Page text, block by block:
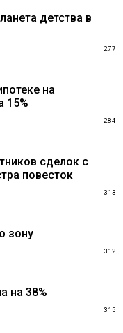
детства в
277
на
15%
284
сделок с
повесток
313
зону
312
на 38%
315